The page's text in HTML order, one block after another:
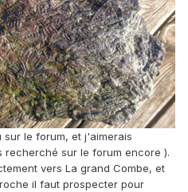
sur le forum, et j'aimerais
sur le forum encore ).
vers La grand Combe, et
il faut prospecter pour